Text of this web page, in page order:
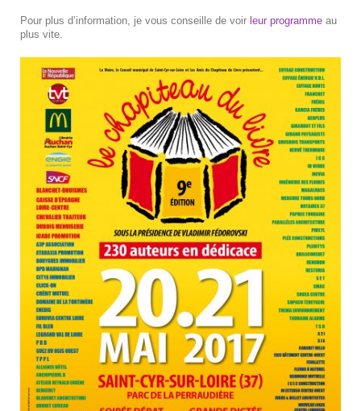
Pour plus d’information, je vous conseille de voir leur programme au
plus vite.